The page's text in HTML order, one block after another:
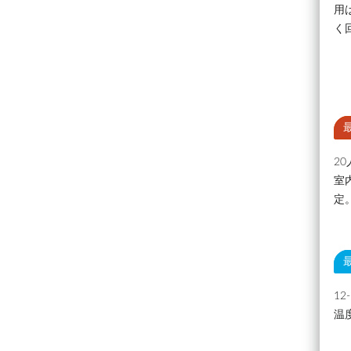
用
く
20
室
定
温